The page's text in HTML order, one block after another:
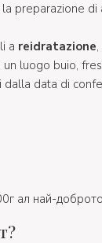
preparazione
a reidratazione
luogo buio,
data di
ал най-доброто